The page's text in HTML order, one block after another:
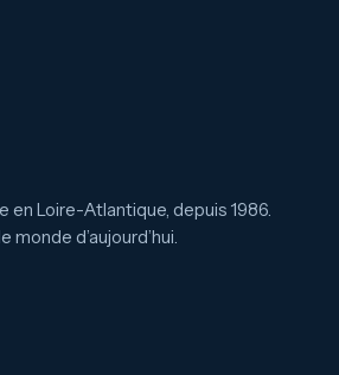
en Loire-Atlantique, depuis 1986.
monde d’aujourd’hui.